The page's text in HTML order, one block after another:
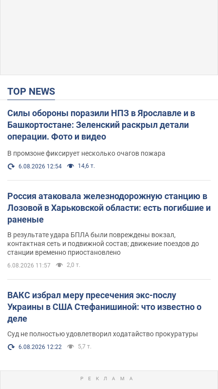
TOP NEWS
Силы обороны поразили НПЗ в Ярославле и в
Башкортостане: Зеленский раскрыл детали
операции. Фото и видео
В промзоне фиксирует несколько очагов пожара
6.08.2026 12:54 14,6 т.
Россия атаковала железнодорожную станцию в
Лозовой в Харьковской области: есть погибшие и
раненые
В результате удара БПЛА были повреждены вокзал,
контактная сеть и подвижной состав; движение поездов до
станции временно приостановлено
6.08.2026 11:57 2,0 т.
ВАКС избрал меру пресечения экс-послу
Украины в США Стефанишиной: что известно о
деле
Суд не полностью удовлетворил ходатайство прокуратуры
6.08.2026 12:22 5,7 т.